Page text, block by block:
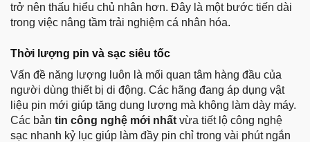
trở nên thấu hiểu chủ nhân hơn. Đây là một bước tiến dài
trong việc nâng tầm trải nghiệm cá nhân hóa.
Thời lượng pin và sạc siêu tốc
Vấn đề năng lượng luôn là mối quan tâm hàng đầu của
người dùng thiết bị di động. Các hãng đang áp dụng vật
liệu pin mới giúp tăng dung lượng mà không làm dày máy.
Các bản tin công nghệ mới nhất vừa tiết lộ công nghệ
sạc nhanh kỷ lục giúp làm đầy pin chỉ trong vài phút ngắn